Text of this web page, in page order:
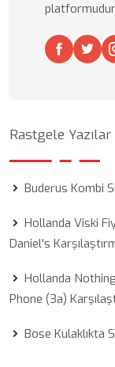
Rastgele Yazılar
Buderus Kombi
Hollanda Viski
Daniel's
Hollanda
Phone (3a)
Bose Kulaklıkta